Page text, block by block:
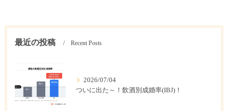
最近の投稿 Recent Posts
2026/07/04
ついに出た～！飲酒別成婚率(IBJ)！